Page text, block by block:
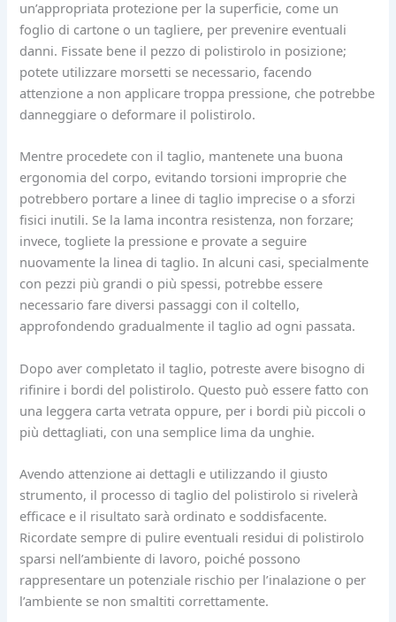
un’appropriata protezione per la superficie, come un
foglio di cartone o un tagliere, per prevenire eventuali
danni. Fissate bene il pezzo di polistirolo in posizione;
potete utilizzare morsetti se necessario, facendo
attenzione a non applicare troppa pressione, che potrebbe
danneggiare o deformare il polistirolo.
Mentre procedete con il taglio, mantenete una buona
ergonomia del corpo, evitando torsioni improprie che
potrebbero portare a linee di taglio imprecise o a sforzi
fisici inutili. Se la lama incontra resistenza, non forzare;
invece, togliete la pressione e provate a seguire
nuovamente la linea di taglio. In alcuni casi, specialmente
con pezzi più grandi o più spessi, potrebbe essere
necessario fare diversi passaggi con il coltello,
approfondendo gradualmente il taglio ad ogni passata.
Dopo aver completato il taglio, potreste avere bisogno di
rifinire i bordi del polistirolo. Questo può essere fatto con
una leggera carta vetrata oppure, per i bordi più piccoli o
più dettagliati, con una semplice lima da unghie.
Avendo attenzione ai dettagli e utilizzando il giusto
strumento, il processo di taglio del polistirolo si rivelerà
efficace e il risultato sarà ordinato e soddisfacente.
Ricordate sempre di pulire eventuali residui di polistirolo
sparsi nell’ambiente di lavoro, poiché possono
rappresentare un potenziale rischio per l’inalazione o per
l’ambiente se non smaltiti correttamente.